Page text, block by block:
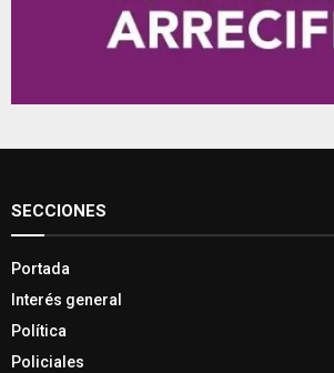
SECCIONES
Portada
Interés general
Política
Policiales